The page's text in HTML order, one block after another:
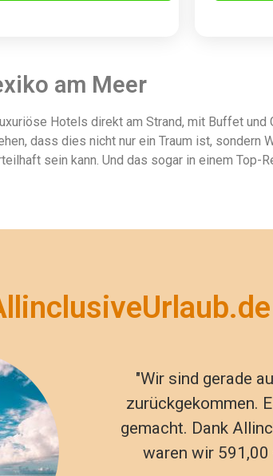
am Meer
Hotels direkt am Strand, mit Buffet und
dass dies nicht nur ein Traum ist, sondern
sein kann. Und das sogar in einem Top-
"Wir sind gerade
zurückgekommen.
gemacht. Dank
waren wir 591,00